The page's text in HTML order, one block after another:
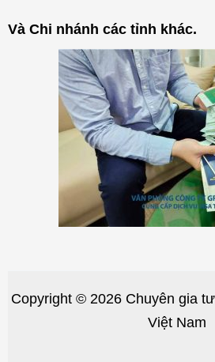
Và Chi nhánh các tỉnh khác.
Copyright © 2026 Chuyên gia
Việt Nam